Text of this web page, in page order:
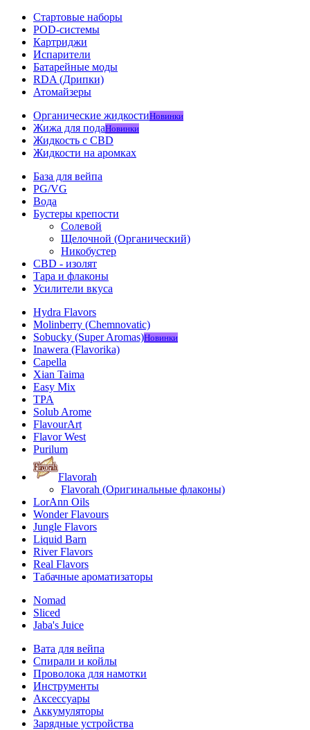
Стартовые наборы
POD-системы
Картриджи
Испарители
Батарейные моды
RDA (Дрипки)
Атомайзеры
Органические жидкостиНовинки
Жижа для подаНовинки
Жидкость с CBD
Жидкости на аромках
База для вейпа
PG/VG
Вода
Бустеры крепости
Солевой
Щелочной (Органический)
Никобустер
CBD - изолят
Тара и флаконы
Усилители вкуса
Hydra Flavors
Molinberry (Chemnovatic)
Sobucky (Super Aromas)Новинки
Inawera (Flavorika)
Capella
Xian Taima
Easy Mix
TPA
Solub Arome
FlavourArt
Flavor West
Purilum
Flavorah
Flavorah (Оригинальные флаконы)
LorAnn Oils
Wonder Flavours
Jungle Flavors
Liquid Barn
River Flavors
Real Flavors
Табачные ароматизаторы
Nomad
Sliced
Jaba's Juice
Вата для вейпа
Спирали и койлы
Проволока для намотки
Инструменты
Аксесcуары
Аккумуляторы
Зарядные устройства